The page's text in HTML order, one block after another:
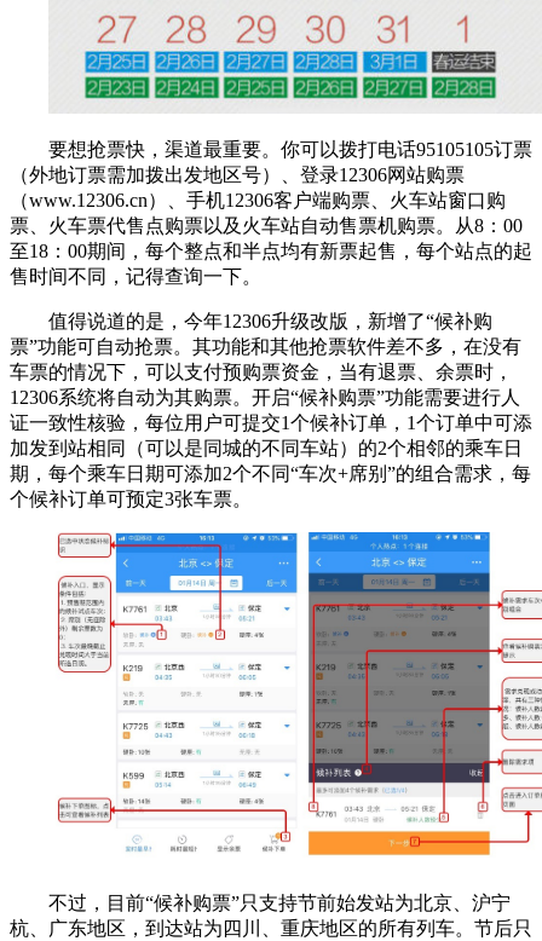
要想抢票快，渠道最重要。你可以拨打电话95105105订票
（外地订票需加拨出发地区号）、登录12306网站购票
（www.12306.cn）、手机12306客户端购票、火车站窗口购
票、火车票代售点购票以及火车站自动售票机购票。从8：00
至18：00期间，每个整点和半点均有新票起售，每个站点的起
售时间不同，记得查询一下。
值得说道的是，今年12306升级改版，新增了“候补购
票”功能可自动抢票。其功能和其他抢票软件差不多，在没有
车票的情况下，可以支付预购票资金，当有退票、余票时，
12306系统将自动为其购票。开启“候补购票”功能需要进行人
证一致性核验，每位用户可提交1个候补订单，1个订单中可添
加发到站相同（可以是同城的不同车站）的2个相邻的乘车日
期，每个乘车日期可添加2个不同“车次+席别”的组合需求，每
个候补订单可预定3张车票。
不过，目前“候补购票”只支持节前始发站为北京、沪宁
杭、广东地区，到达站为四川、重庆地区的所有列车。节后只